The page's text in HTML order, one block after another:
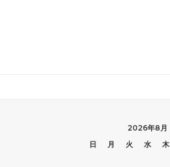
2026年8月
日
月 火 水 木